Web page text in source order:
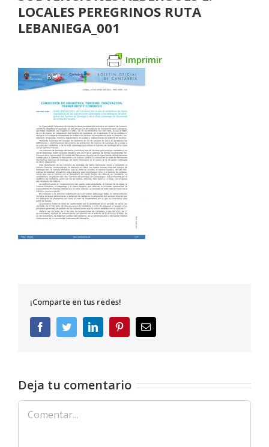
LOCALES PEREGRINOS RUTA
LEBANIEGA_001
Imprimir
¡Comparte en tus redes!
FacebookTwitterLinkedInPinterestCorreo
electrónico
Deja tu comentario
Comentar